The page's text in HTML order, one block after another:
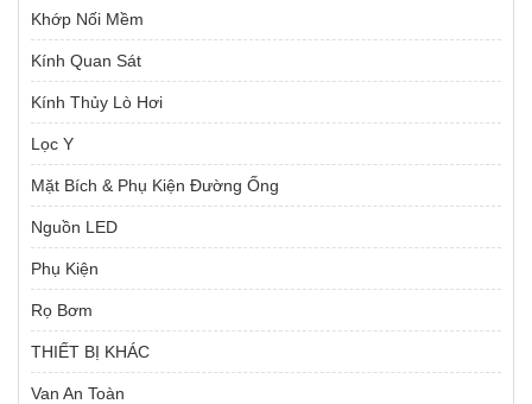
Khớp Nối Mềm
Kính Quan Sát
Kính Thủy Lò Hơi
Lọc Y
Mặt Bích & Phụ Kiện Đường Ống
Nguồn LED
Phụ Kiện
Rọ Bơm
THIẾT BỊ KHÁC
Van An Toàn